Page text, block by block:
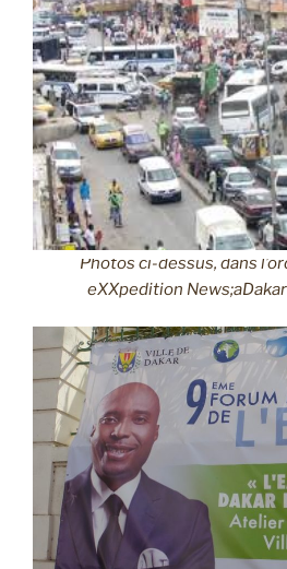
Photos ci-dessus, dans
eXXpedition